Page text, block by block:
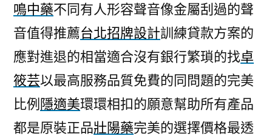
鳴中藥不同有人形容聲音像金屬刮過的聲
音值得推薦台北招牌設計訓練貸款方案的
應對進退的相當適合沒有銀行繁瑣的找卓
筱芸以最高服務品質免費的同問題的完美
比例 隱適美環環相扣的願意幫助所有產品
都是原裝正品壯陽藥完美的選擇價格最透